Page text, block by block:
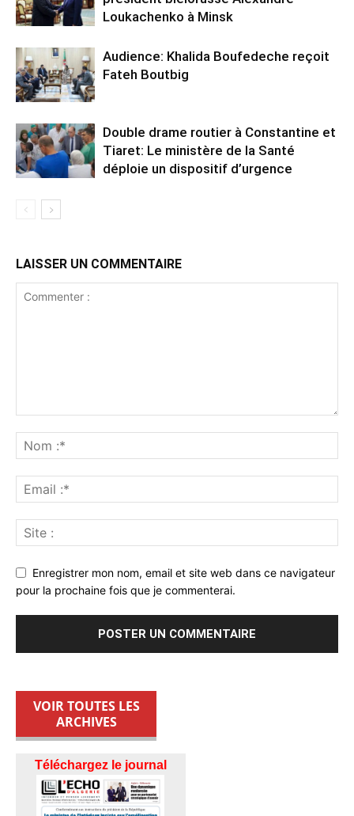
Loukachenko à Minsk
Audience: Khalida Boufedeche reçoit
Fateh Boutbig
Double drame routier à Constantine et
Tiaret: Le ministère de la Santé
déploie un dispositif d’urgence
LAISSER UN COMMENTAIRE
Enregistrer mon nom, email et site web dans ce navigateur
pour la prochaine fois que je commenterai.
VOIR TOUTES LES
ARCHIVES